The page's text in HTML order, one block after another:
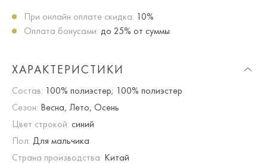
При онлайн оплате скидка: 10%
Оплата бонусами: до 25% от суммы
ХАРАКТЕРИСТИКИ
Состав: 100% полиэстер; 100% полиэстер
Сезон: Весна, Лето, Осень
Цвет строкой: синий
Пол: Для мальчика
Страна производства: Китай